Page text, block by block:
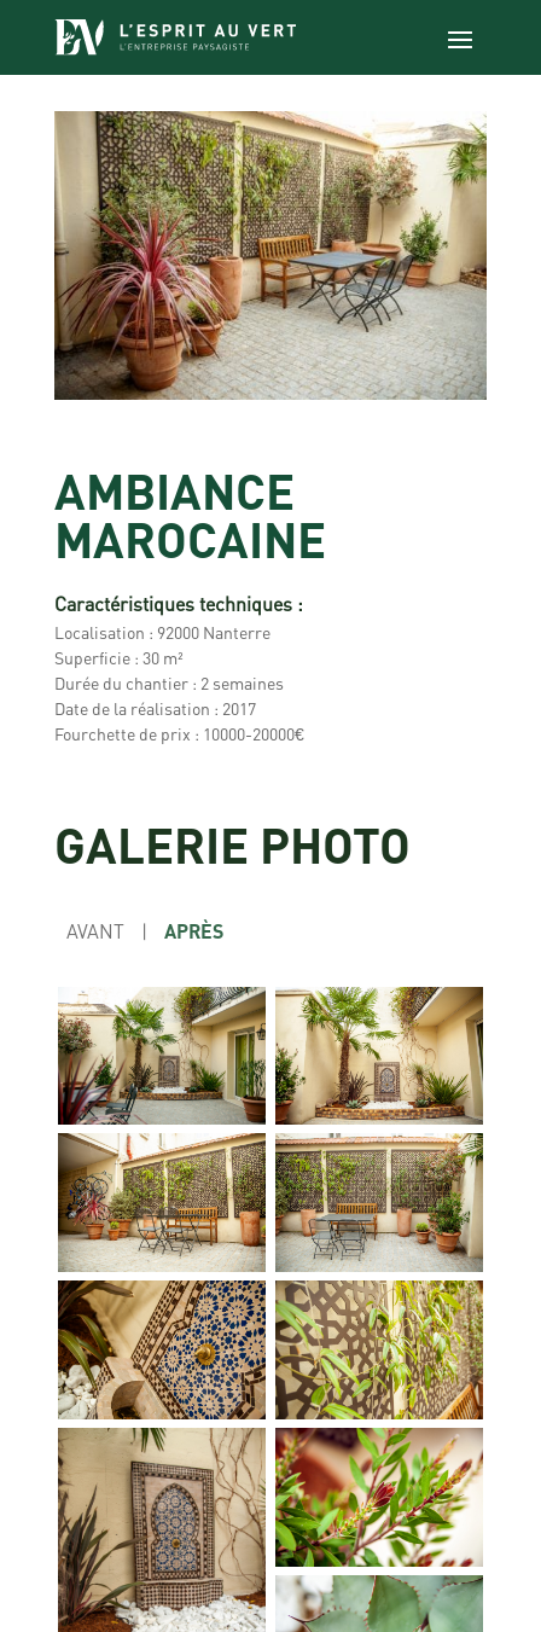
AMBIANCE
MAROCAINE
Caractéristiques techniques :
Localisation : 92000 Nanterre
Superficie : 30 m²
Durée du chantier : 2 semaines
Date de la réalisation : 2017
Fourchette de prix : 10000-20000€
GALERIE PHOTO
AVANT | APRÈS